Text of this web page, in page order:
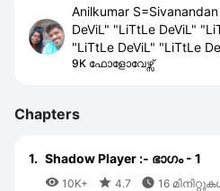
Anilkumar
DeViL" "LiTtLe DeViL"
"LiTtLe DeViL" "LiTtLe
9K ഫോളോവേഴ്സ്
Chapters
1. Shadow Player :- ഭാഗം - 1
 10K+  4.7  16